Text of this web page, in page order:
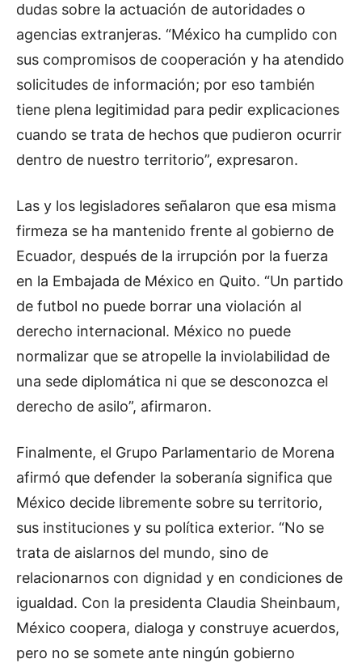
dudas sobre la actuación de autoridades o
agencias extranjeras. “México ha cumplido con
sus compromisos de cooperación y ha atendido
solicitudes de información; por eso también
tiene plena legitimidad para pedir explicaciones
cuando se trata de hechos que pudieron ocurrir
dentro de nuestro territorio”, expresaron.
Las y los legisladores señalaron que esa misma
firmeza se ha mantenido frente al gobierno de
Ecuador, después de la irrupción por la fuerza
en la Embajada de México en Quito. “Un partido
de futbol no puede borrar una violación al
derecho internacional. México no puede
normalizar que se atropelle la inviolabilidad de
una sede diplomática ni que se desconozca el
derecho de asilo”, afirmaron.
Finalmente, el Grupo Parlamentario de Morena
afirmó que defender la soberanía significa que
México decide libremente sobre su territorio,
sus instituciones y su política exterior. “No se
trata de aislarnos del mundo, sino de
relacionarnos con dignidad y en condiciones de
igualdad. Con la presidenta Claudia Sheinbaum,
México coopera, dialoga y construye acuerdos,
pero no se somete ante ningún gobierno